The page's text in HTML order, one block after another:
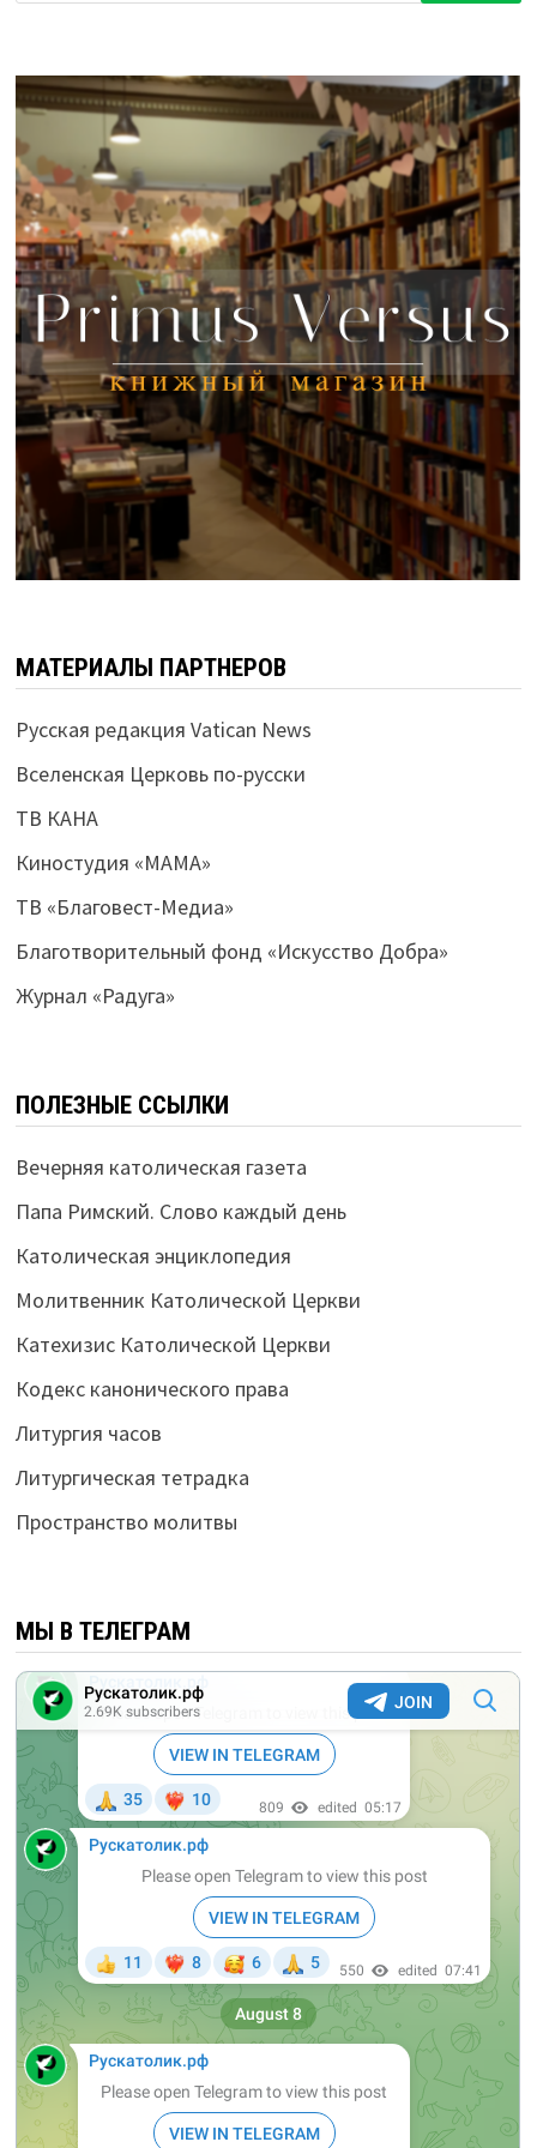
МАТЕРИАЛЫ ПАРТНЕРОВ
Русская редакция Vatican News
Вселенская Церковь по-русски
ТВ КАНА
Киностудия «МАМА»
ТВ «Благовест-Медиа»
Благотворительный фонд «Искусство Добра»
Журнал «Радуга»
ПОЛЕЗНЫЕ ССЫЛКИ
Вечерняя католическая газета
Папа Римский. Слово каждый день
Католическая энциклопедия
Молитвенник Католической Церкви
Катехизис Католической Церкви
Кодекс канонического права
Литургия часов
Литургическая тетрадка
Пространство молитвы
МЫ В ТЕЛЕГРАМ